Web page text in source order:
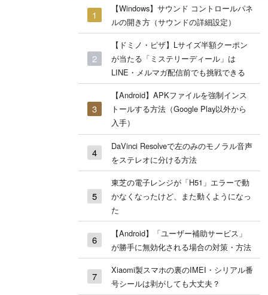
【Windows】サウンド コントロールパネ
ルの開き方（サウンドの詳細設定）
【ドミノ・ピザ】Lサイズ半額クーポン
が当たる「ミステリーディール」は
LINE・メルマガ配信前でも挑戦できる
【Android】APKファイルを強制インス
トールする方法（Google Play以外から
入手）
DaVinci Resolveで左のみのモノラル音声
をステレオに分ける方法
東芝の電子レンジが「H51」エラーで動
かなくなったけど、また動くようになっ
た
【Android】「ユーザー補助サービス」
が勝手に無効化される場合の対策・方法
Xiaomi製スマホの裏のIMEI・シリアル番
号シールは剥がしても大丈夫？